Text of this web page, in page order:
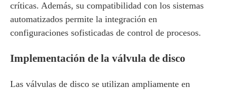
críticas. Además, su compatibilidad con los sistemas
automatizados permite la integración en
configuraciones sofisticadas de control de procesos.
Implementación de la válvula de disco
Las válvulas de disco se utilizan ampliamente en